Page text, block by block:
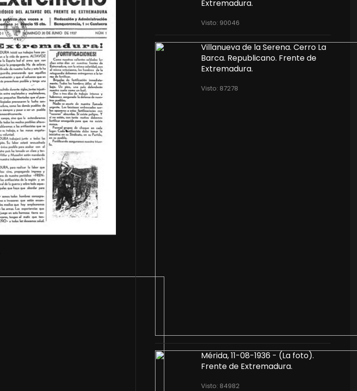
Extremadura.
Visto: 90046
Villanueva de la Serena. Cerro La
Barca. Republicano. Frente de
Extremadura.
Visto: 87278
Mérida, 11-08-1936 - (La foto).
Frente de Extremadura.
Visto: 84982